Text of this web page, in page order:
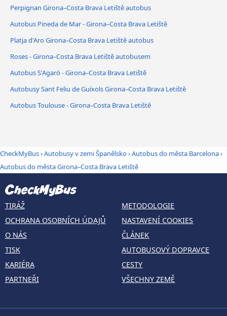
Perpignan Girona–Costa Brava Letiště autobus
Autobus Pineda de Mar - Girona–Costa Brava Letiště
Platja d'Aro Girona–Costa Brava Letiště autobus
Roses - Girona–Costa Brava Letiště autobusem
Autobus S'Agaró - Girona–Costa Brava Letiště
Autobusy Sant Feliu de Guíxols Girona–Costa Brava Letiště
Autobus Toulouse - Girona–Costa Brava Letiště
CheckMyBus›Autobusy v zemi Španělsko›Autobus do města Barcelona›
Autobus do města Girona–Costa Brava Letiště
TIRÁŽ
OCHRANA OSOBNÍCH ÚDAJŮ
O NÁS
TISK
KARIÉRA
PARTNEŘI
METODOLOGIE
NASTAVENÍ COOKIES
ČLÁNEK
AUTOBUSOVÝ DOPRAVCE
CESTY
VŠECHNY ZEMĚ